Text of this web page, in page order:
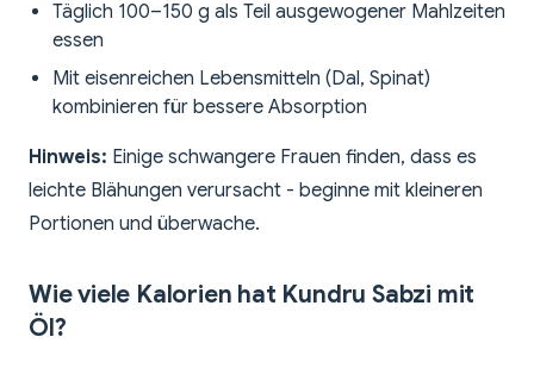
Täglich 100–150 g als Teil ausgewogener Mahlzeiten
essen
Mit eisenreichen Lebensmitteln (Dal, Spinat)
kombinieren für bessere Absorption
Hinweis: Einige schwangere Frauen finden, dass es
leichte Blähungen verursacht - beginne mit kleineren
Portionen und überwache.
Wie viele Kalorien hat Kundru Sabzi mit
Öl?